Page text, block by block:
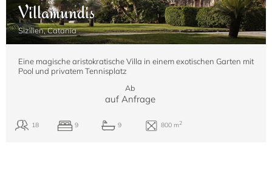
Villamundis
Sizilien, Catania
Eine magische aristokratische Villa in einem exotischen Garten mit
Pool und privatem Tennisplatz
Ab
auf Anfrage